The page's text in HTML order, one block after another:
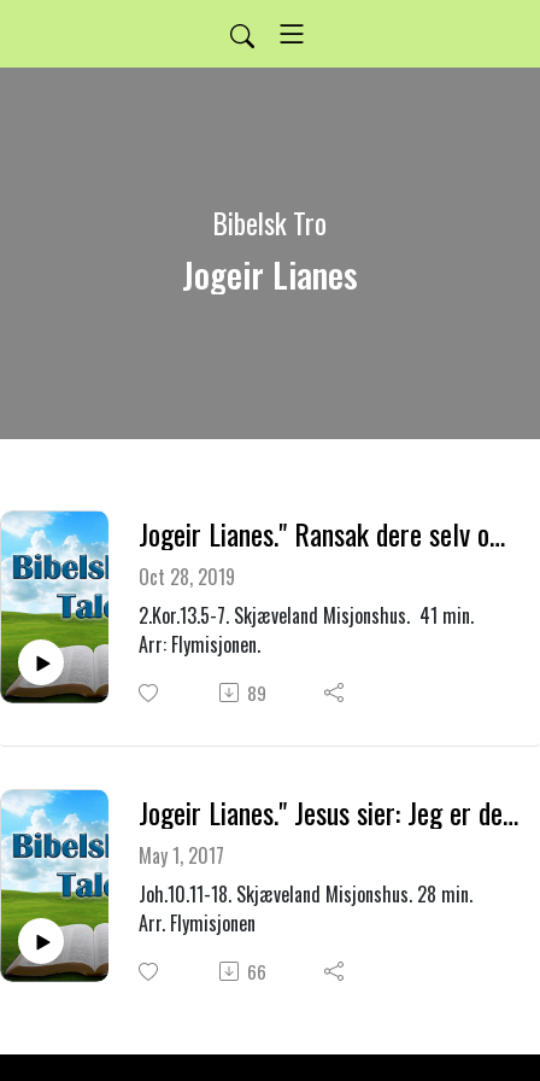
Bibelsk Tro
Jogeir Lianes
Jogeir Lianes." Ransak dere selv om dere er i troen." 27.10.2019
Oct 28, 2019
2.Kor.13.5-7. Skjæveland Misjonshus. 41 min.
Arr: Flymisjonen.
89
Jogeir Lianes." Jesus sier: Jeg er den gode hyrde. " 30.04.2017
May 1, 2017
Joh.10.11-18. Skjæveland Misjonshus. 28 min.
Arr. Flymisjonen
66